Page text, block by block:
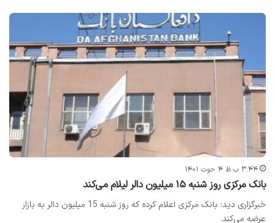
۳:۴۴ ب.ظ ۴ حوت ۱۴۰۱
بانک مرکزی روز شنبه ۱۵ میلیون دالر لیلام می‌کند
خبرگزاری دید: بانک مرکزی اعلام کرده که روز شنبه 15 میلیون دالر به بازار
عرضه می‌کند.